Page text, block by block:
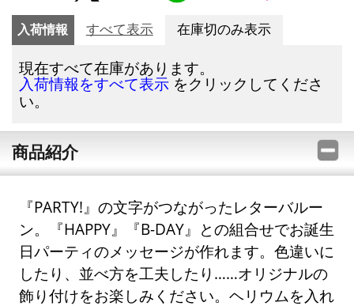
入荷情報 すべて表示 在庫切のみ表示
現在すべて在庫があります。
入荷情報をすべて表示 をクリックしてくださ
い。
商品紹介
『PARTY!』の文字がつながったレターバルー
ン。『HAPPY』『B-DAY』との組合せでお誕生
日パーティのメッセージが作れます。色違いに
したり、並べ方を工夫したり……オリジナルの
飾り付けをお楽しみください。ヘリウムを入れ